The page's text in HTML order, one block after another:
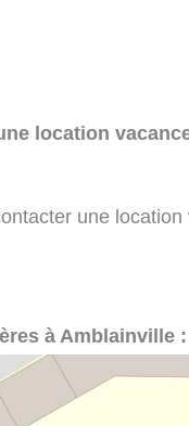
location
une
à Amblainville :